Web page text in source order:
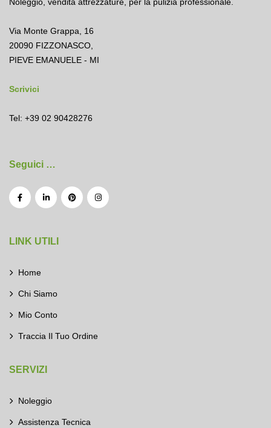
Via Monte Grappa, 16
20090 FIZZONASCO,
PIEVE EMANUELE - MI
Scrivici
Tel: +39 02 90428276
Seguici …
LINK UTILI
Home
Chi Siamo
Mio Conto
Traccia Il Tuo Ordine
SERVIZI
Noleggio
Assistenza Tecnica